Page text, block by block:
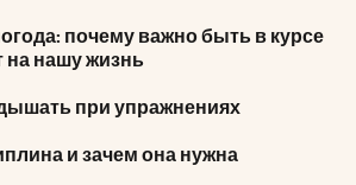
почему важно быть в курсе
на нашу жизнь
при упражнениях
и зачем она нужна